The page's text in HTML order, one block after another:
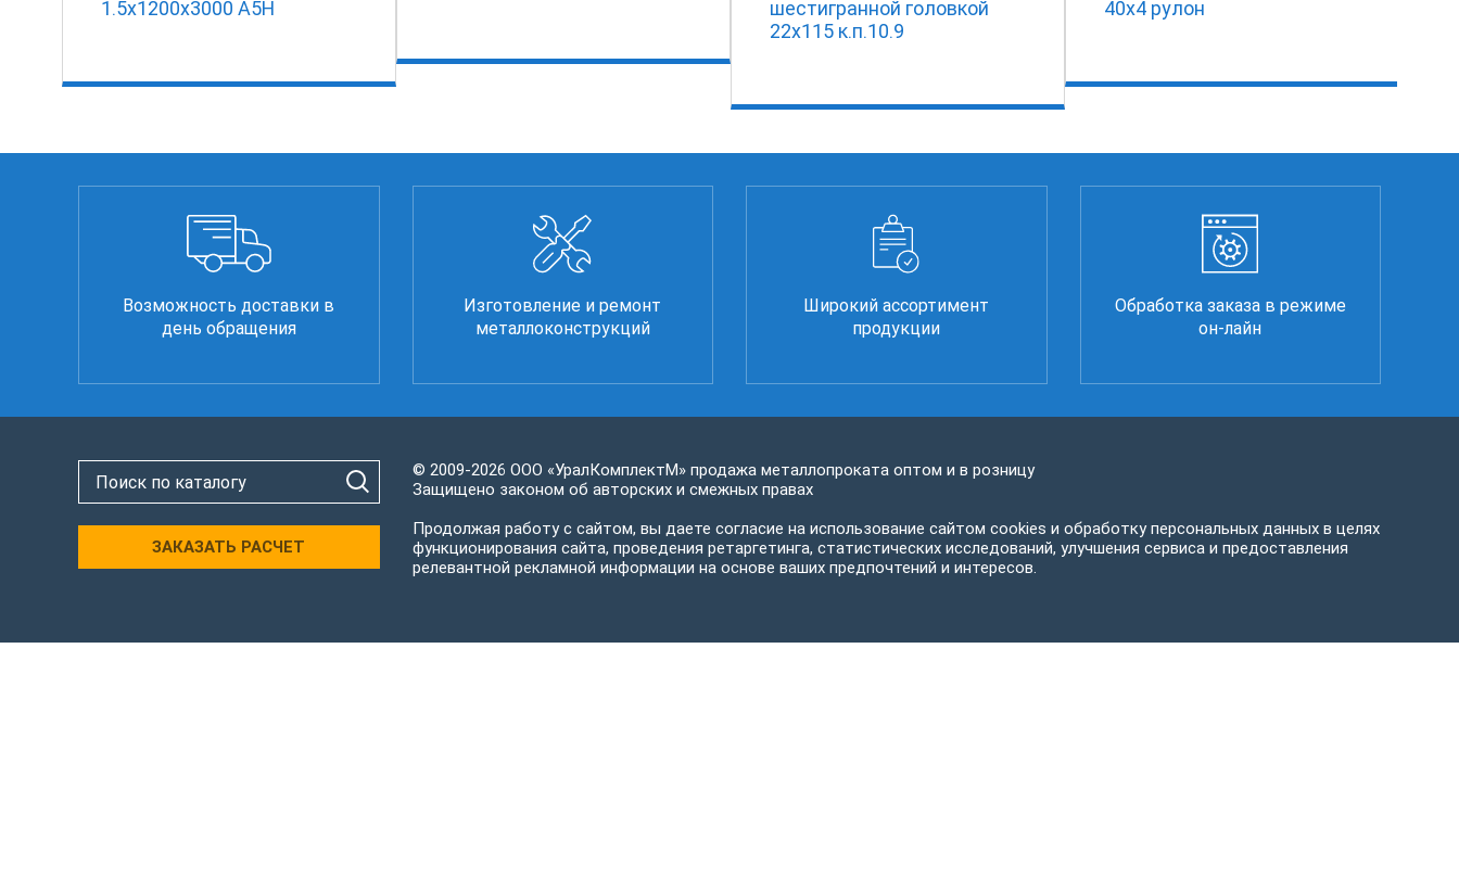
1.5х1200х3000 А5Н
шестигранной головкой
22х115 к.п.10.9
40х4 рулон
Возможность доставки в
день обращения
Изготовление и ремонт
металлоконструкций
Широкий ассортимент
продукции
Обработка заказа в режиме
он-лайн
ЗАКАЗАТЬ РАСЧЕТ
© 2009-2026 ООО «УралКомплектМ» продажа металлопроката оптом и в розницу
Защищено законом об авторских и смежных правах
Продолжая работу с сайтом, вы даете согласие на использование сайтом cookies и обработку персональных данных в целях
функционирования сайта, проведения ретаргетинга, статистических исследований, улучшения сервиса и предоставления
релевантной рекламной информации на основе ваших предпочтений и интересов.